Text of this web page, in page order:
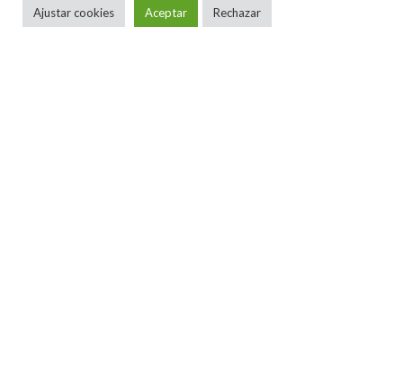
encima de un escenario y así dejaron constancia de
Ajustar cookies Aceptar Rechazar